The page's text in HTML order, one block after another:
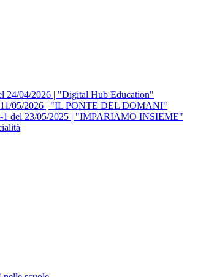
24/04/2026 | "Digital Hub Education"
11/05/2026 | "IL PONTE DEL DOMANI"
1 del 23/05/2025 | "IMPARIAMO INSIEME"